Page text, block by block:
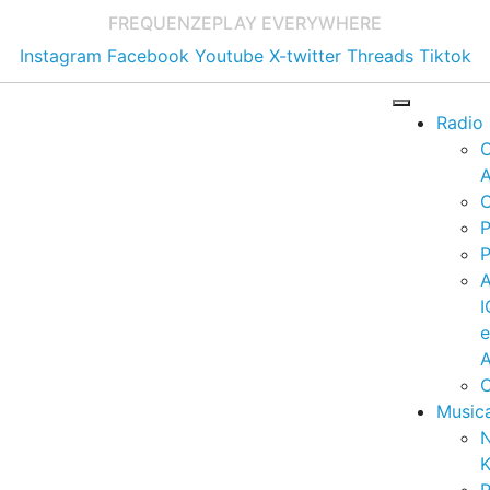
FREQUENZEPLAY EVERYWHERE
Instagram Facebook Youtube X-twitter Threads Tiktok
Radio
e